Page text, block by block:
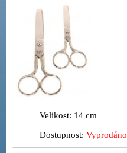
Velikost: 14 cm
Dostupnost: Vyprodáno